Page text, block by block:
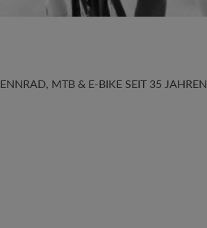
MTB & E-BIKE SEIT 35 JAHREN